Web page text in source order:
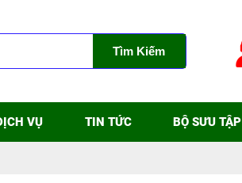
Tìm Kiếm
VỤ TIN TỨC BỘ SƯU TẬP